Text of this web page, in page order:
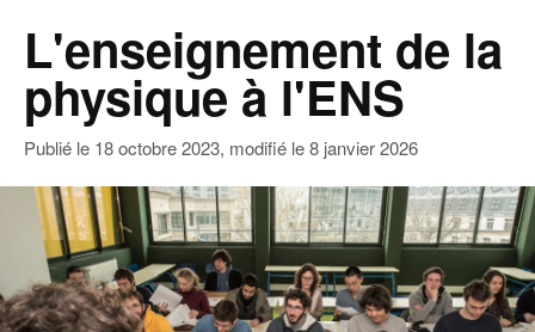
L'enseignement de la
physique à l'ENS
Publié le 18 octobre 2023, modifié le8 janvier 2026
Image